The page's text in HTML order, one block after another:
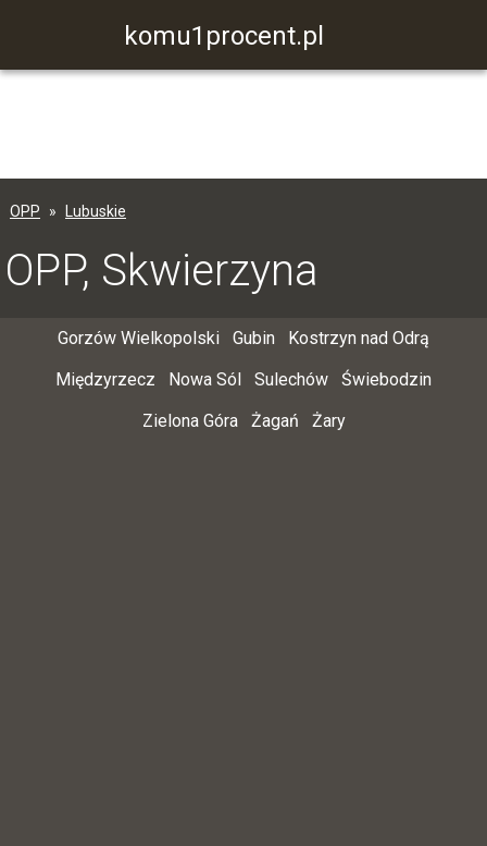
komu1procent.pl
OPP Lubuskie
OPP, Skwierzyna
Gorzów Wielkopolski Gubin
Kostrzyn nad Odrą
Międzyrzecz
Nowa Sól Sulechów
Świebodzin
Zielona Góra
Żagań Żary